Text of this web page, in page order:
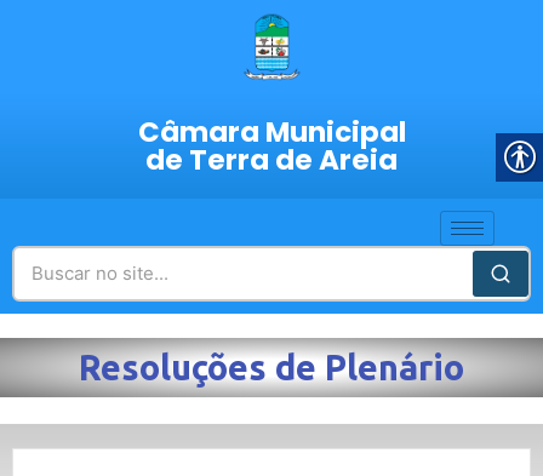
Câmara Municipal
de Terra de Areia
Resoluções de Plenário